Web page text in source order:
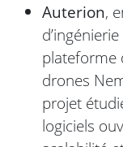
Auterion,
plateforme
drones
projet
logiciels